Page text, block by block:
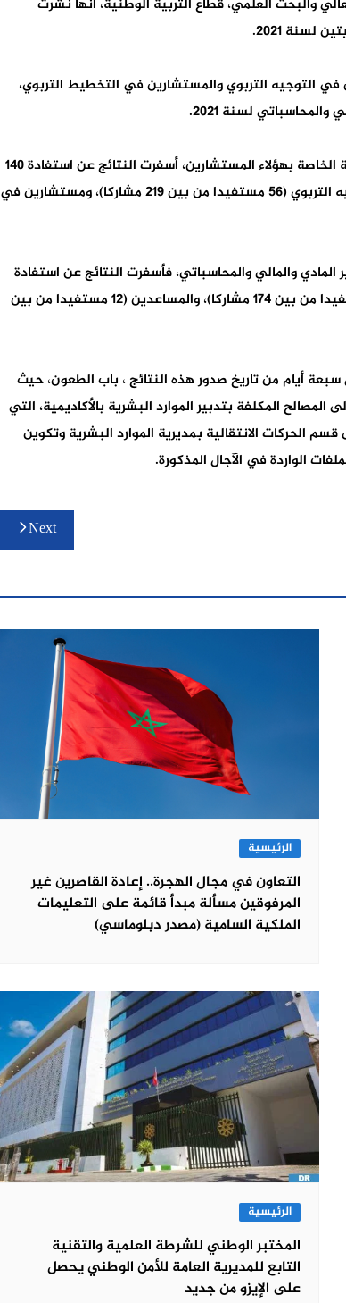
والبحث العلمي، قطاع التربية الوطنية، أنها نشرت
في التوجيه التربوي والمستشارين في التخطيط التربوي،
لسنة 2021.
وأوضحت الوزارة في بلاغ أنه على مستوى الحركة الانتقالية الخاصة بهؤلاء المستشارين، أسفرت النتائج عن استفادة 140
مشاركا موزعين حسب المهمة على مستشارين في التوجيه التربوي (56 مستفيدا من بين 219 مشاركا)، ومستشارين في
المادي والمالي والمحاسباتي، فأسفرت النتائج عن استفادة
92 مشاركا موزعين حسب المهمة على المسيرين (80 مستفيدا من بين 174 مشاركا)، والمساعدين (12 مستفيدا من بين
سبعة أيام من تاريخ صدور هذه النتائج ، باب الطعون، حيث
المكلفة بتدبير الموارد البشرية بالأكاديمية، التي
إرسال جميع الطعون قبل 04 يوليوز 2021 إلى قسم الحركات الانتقالية بمديرية الموارد البشرية وتكوين
الواردة في الآجال المذكورة.
Next
الرئيسية
التعاون في مجال الهجرة.. إعادة القاصرين غير
المرفوقين مسألة مبدأ قائمة على التعليمات
الملكية السامية (مصدر دبلوماسي)
الرئيسية
المختبر الوطني للشرطة العلمية والتقنية
التابع للمديرية العامة للأمن الوطني يحصل
على الإيزو من جديد